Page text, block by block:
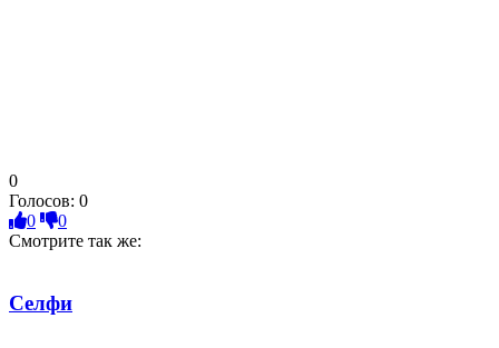
0
Голосов: 0
0
0
Смотрите так же:
Селфи